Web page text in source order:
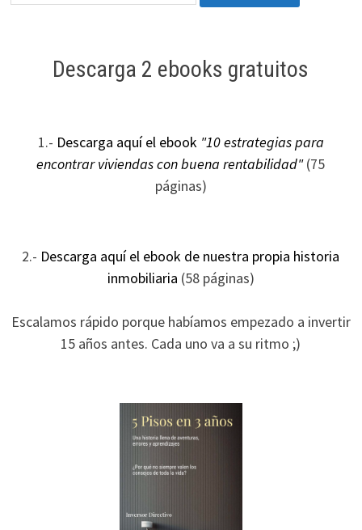
Descarga 2 ebooks gratuitos
1.- Descarga aquí el ebook "10 estrategias para
encontrar viviendas con buena rentabilidad"(75
páginas)
2.- Descarga aquí el ebook de nuestra propia historia
inmobiliaria (58 páginas)
Escalamos rápido porque habíamos empezado a invertir
15 años antes. Cada uno va a su ritmo ;)
Marketing
comportamiento
posibilidad de
ver contenido y